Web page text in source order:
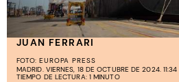
JUAN FERRARI
FOTO: EUROPA PRESS
MADRID. VIERNES, 18 DE OCTUBRE DE 2024. 11:34
TIEMPO DE LECTURA: 1 MINUTO